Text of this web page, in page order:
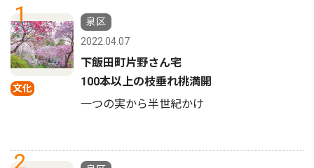
1
文化
泉区
2022.04.07
下飯田町片野さん宅
100本以上の枝垂れ桃満開
一つの実から半世紀かけ
2